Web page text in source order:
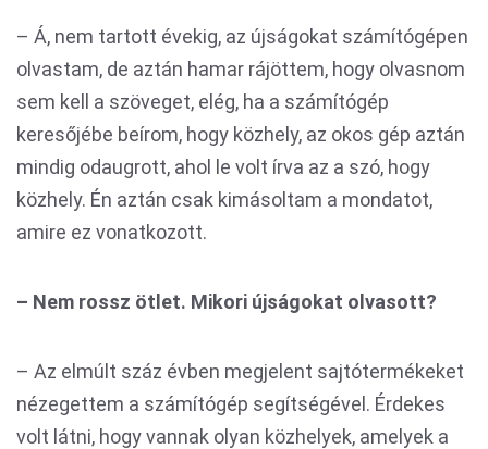
– Á, nem tartott évekig, az újságokat számítógépen
olvastam, de aztán hamar rájöttem, hogy olvasnom
sem kell a szöveget, elég, ha a számítógép
keresőjébe beírom, hogy közhely, az okos gép aztán
mindig odaugrott, ahol le volt írva az a szó, hogy
közhely. Én aztán csak kimásoltam a mondatot,
amire ez vonatkozott.
– Nem rossz ötlet. Mikori újságokat olvasott?
– Az elmúlt száz évben megjelent sajtótermékeket
nézegettem a számítógép segítségével. Érdekes
volt látni, hogy vannak olyan közhelyek, amelyek a